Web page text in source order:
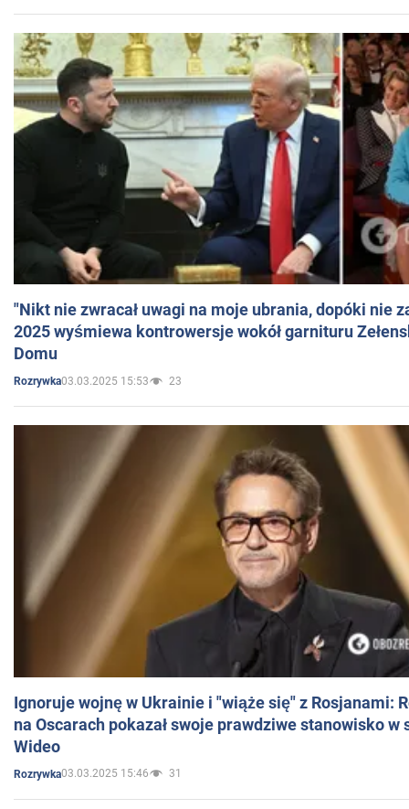
"Nikt nie zwracał uwagi na moje ubrania, dopóki nie
2025 wyśmiewa kontrowersje wokół garnituru
Domu
Rozrywka03.03.2025 15:53 23
Ignoruje wojnę w Ukrainie i "wiąże się" z Rosjanami:
na Oscarach pokazał swoje prawdziwe stanowisko w
Wideo
Rozrywka03.03.2025 15:46 31